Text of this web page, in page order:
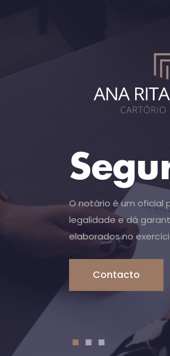
O notário é um oficial
legalidade e dá
elaborados no
Contacto
1 2 3